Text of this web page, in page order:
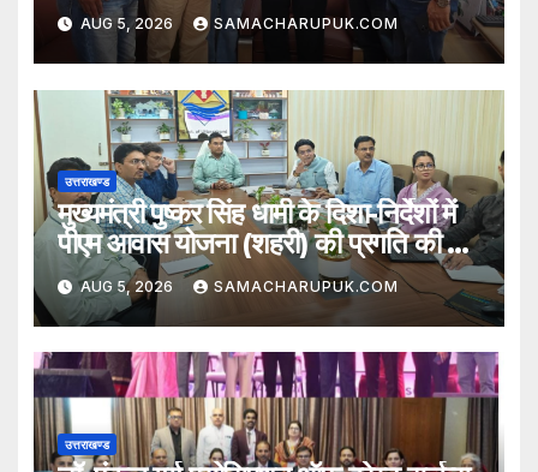
AUG 5, 2026 SAMACHARUPUK.COM
उत्तराखण्ड
मुख्यमंत्री पुष्कर सिंह धामी के दिशा-निर्देशों में
पीएम आवास योजना (शहरी) की प्रगति की हुई
समीक्षा
AUG 5, 2026 SAMACHARUPUK.COM
उत्तराखण्ड